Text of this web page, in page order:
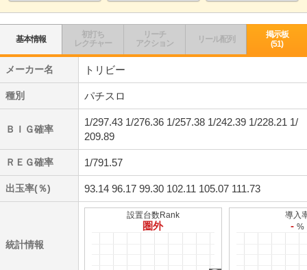
基本情報
初打ち
レクチャー
リーチ
アクション
リール配列
掲示板
(51)
メーカー名 トリビー
種別 パチスロ
ＢＩＧ確率
1/297.43 1/276.36 1/257.38 1/242.39 1/228.21 1/
209.89
ＲＥＧ確率 1/791.57
出玉率(％) 93.14 96.17 99.30 102.11 105.07 111.73
統計情報
設置台数Rank
圏外
導入
-%